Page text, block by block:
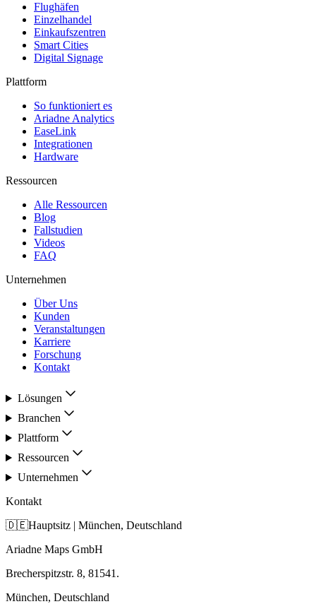
Flughäfen
Einzelhandel
Einkaufszentren
Smart Cities
Digital Signage
Plattform
So funktioniert es
Ariadne Analytics
EaseLink
Integrationen
Hardware
Ressourcen
Alle Ressourcen
Blog
Fallstudien
Videos
FAQ
Unternehmen
Über Uns
Kunden
Veranstaltungen
Karriere
Forschung
Kontakt
Lösungen
Branchen
Plattform
Ressourcen
Unternehmen
Kontakt
🇩🇪Hauptsitz | München, Deutschland
Ariadne Maps GmbH
Brecherspitzstr. 8, 81541.
München, Deutschland